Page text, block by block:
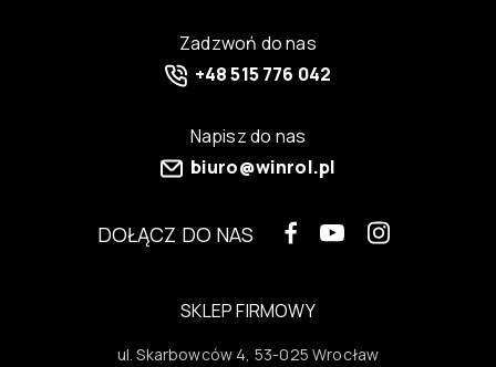
Zadzwoń do nas
+48 515 776 042
Napisz do nas
biuro@winrol.pl
DOŁĄCZ DO NAS
SKLEP FIRMOWY
ul. Skarbowców 4, 53-025 Wrocław